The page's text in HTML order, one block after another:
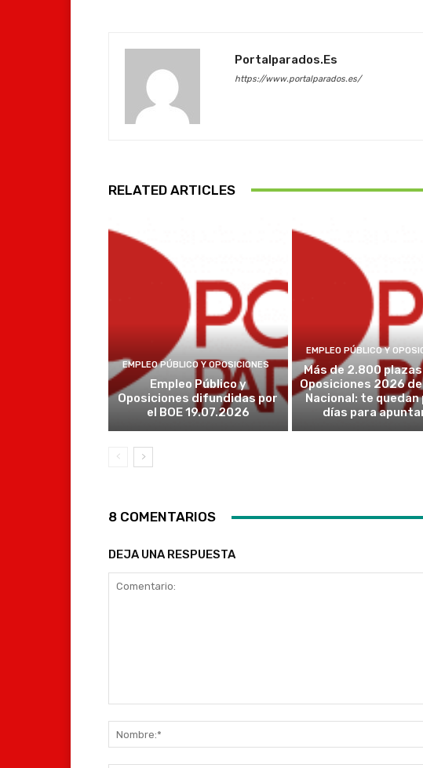
Portalparados.es
https://www.portalparados.es/
RELATED ARTICLES
EMPLEO PÚBLICO Y OPOSICIONES
Empleo Público y
Oposiciones difundidas por
el BOE 19.07.2026
EMPLEO PÚBLICO Y
Más de 2.800
Oposiciones 2026
Nacional: te quedan
días para
8 COMENTARIOS
DEJA UNA RESPUESTA